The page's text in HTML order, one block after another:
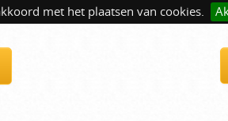
met het plaatsen van cookies.